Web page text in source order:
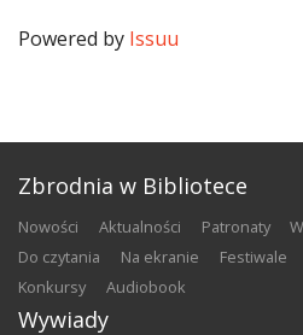
Powered by Issuu
Zbrodnia w Bibliotece
nowości aktualności patronaty
do czytania
na ekranie festiwale
konkursy
audiobook
Wywiady